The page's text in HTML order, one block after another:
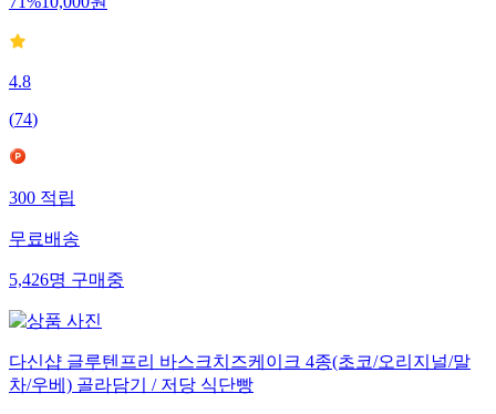
71%10,000원
4.8
(74)
300적립
무료배송
5,426명구매중
다신샵 글루텐프리 바스크치즈케이크 4종(초코/오리지널/말
차/우베) 골라담기 / 저당 식단빵